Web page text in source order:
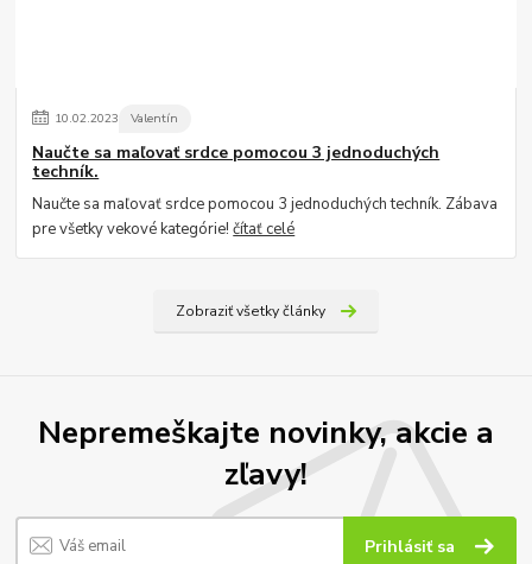
10.02.2023 Valentín
Naučte sa maľovať srdce pomocou 3 jednoduchých
techník.
Naučte sa maľovať srdce pomocou 3 jednoduchých techník. Zábava
pre všetky vekové kategórie!čítať celé
Zobraziť všetky články
Nepremeškajte novinky, akcie a
zľavy!
Prihlásiť sa